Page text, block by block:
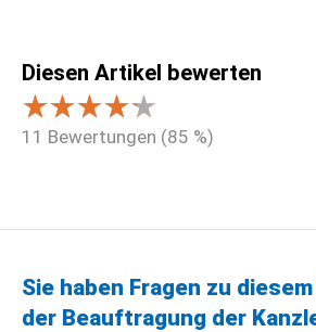
Diesen Artikel bewerten
11 Bewertungen (85 %)
Sie haben Fragen zu
der Beauftragung der